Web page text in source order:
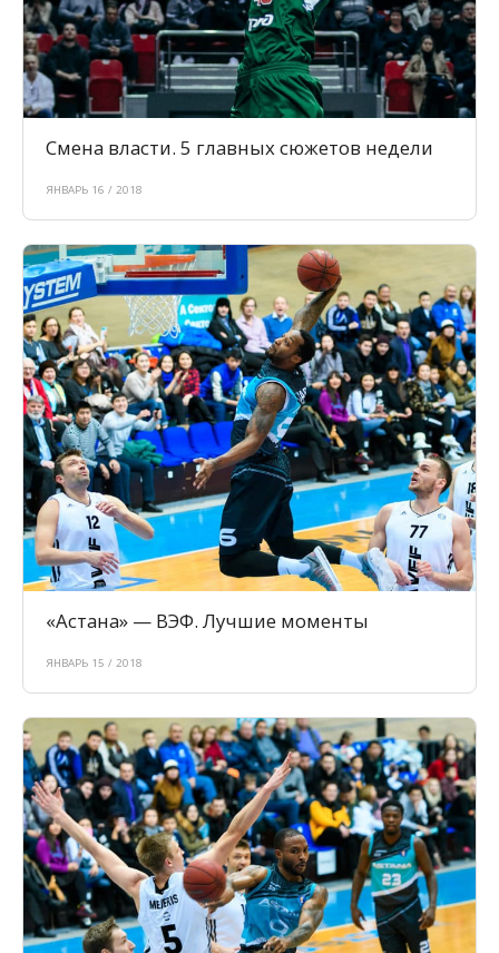
Смена власти. 5 главных сюжетов недели
ЯНВАРЬ 16 / 2018
«Астана» — ВЭФ. Лучшие моменты
ЯНВАРЬ 15 / 2018